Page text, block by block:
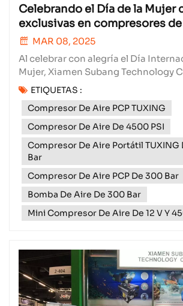
Celebrando el Día de la Mujer
exclusivas en compresores
MAR 08, 2025
Al celebrar con alegría el Día
Mujer, Xiamen Subang Technology
aprovecha este momento no solo
homenaje a las destacadas
mujeres, sino también para
exclusivas en nuestros compresores
premium. Esta conmemoración...
ETIQUETAS :
Compresor De Aire PCP TUXING
Compresor De Aire De 4500 PSI
Compresor De Aire Portátil TUXING
Bar
Compresor De Aire PCP De 300 Bar
Bomba De Aire De 300 Bar
Mini Compresor De Aire De 12 V Y